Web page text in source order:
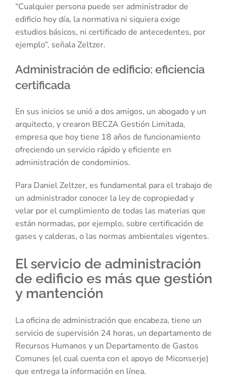
“Cualquier persona puede ser administrador de
edificio hoy día, la normativa ni siquiera exige
estudios básicos, ni certificado de antecedentes, por
ejemplo”, señala Zeltzer.
Administración de edificio: eficiencia
certificada
En sus inicios se unió a dos amigos, un abogado y un
arquitecto, y crearon BECZA Gestión Limitada,
empresa que hoy tiene 18 años de funcionamiento
ofreciendo un servicio rápido y eficiente en
administración de condominios.
Para Daniel Zeltzer, es fundamental para el trabajo de
un administrador conocer la ley de copropiedad y
velar por el cumplimiento de todas las materias que
están normadas, por ejemplo, sobre certificación de
gases y calderas, o las normas ambientales vigentes.
El servicio de administración
de edificio es más que gestión
y mantención
La oficina de administración que encabeza, tiene un
servicio de supervisión 24 horas, un departamento de
Recursos Humanos y un Departamento de Gastos
Comunes (el cual cuenta con el apoyo de Miconserje)
que entrega la información en línea.